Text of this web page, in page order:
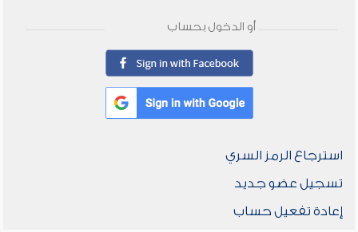
أو الدخول بحساب
استرجاع الرمز السري
تسجيل عضو جديد
إعادة تفعيل حساب